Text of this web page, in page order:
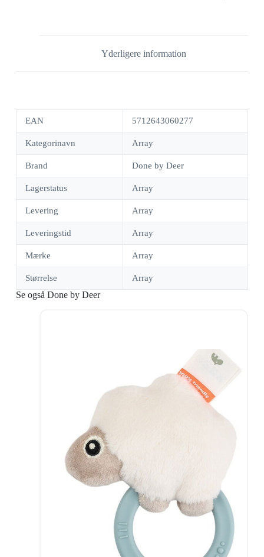
Yderligere information
EAN 5712643060277
Kategorinavn Array
Brand Done by Deer
Lagerstatus Array
Levering Array
Leveringstid Array
Mærke Array
Størrelse Array
Se også Done by Deer